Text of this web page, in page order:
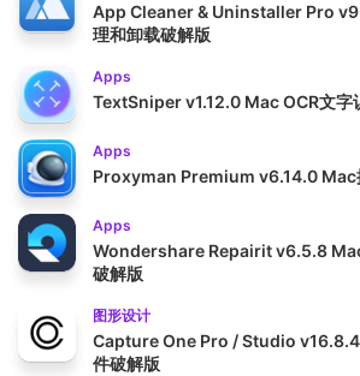
App Cleaner & Uninstaller Pro
理和卸载破解版
Apps
TextSniper v1.12.0 Mac OCR文字
Apps
Proxyman Premium v6.14.0 Mac
Apps
Wondershare Repairit v6.5.8
破解版
图形设计
Capture One Pro / Studio
件破解版